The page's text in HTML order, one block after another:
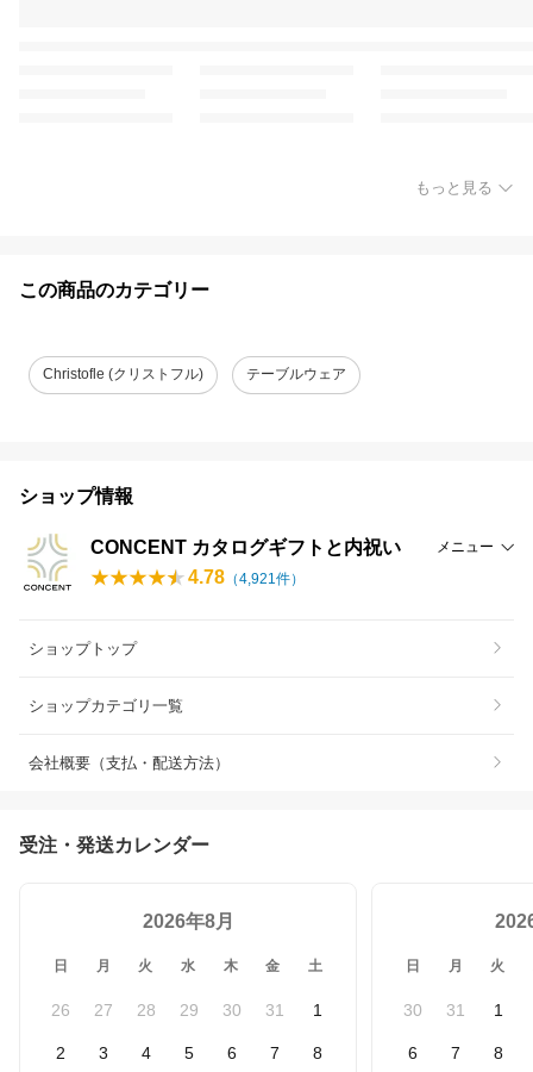
もっと見る
この商品のカテゴリー
Christofle (クリストフル) テーブルウェア
ショップ情報
CONCENT カタログギフトと内祝い メニュー
4.78 （4,921 件）
ショップトップ
ショップカテゴリ一覧
会社概要（支払・配送方法）
受注・発送カレンダー
2026年8月
日 月 火 水 木 金 土
26 27 28 29 30 31 1
2 3 4 5 6 7 8
日 月 火
30 31 1
6 7 8